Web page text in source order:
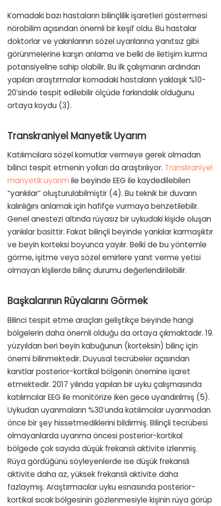
Komadaki bazı hastaların bilinçlilik işaretleri göstermesi
nörobilim açısından önemli bir keşif oldu. Bu hastalar
doktorlar ve yakınlarının sözel uyarılarına yanıtsız gibi
görünmelerine karşın anlama ve belki de iletişim kurma
potansiyeline sahip olabilir. Bu ilk çalışmanın ardından
yapılan araştırmalar komadaki hastaların yaklaşık %10-
20’sinde tespit edilebilir ölçüde farkındalık olduğunu
ortaya koydu (3).
Transkraniyel Manyetik Uyarım
Katılımcılara sözel komutlar vermeye gerek olmadan
bilinci tespit etmenin yolları da araştırılıyor. Transkraniyel
manyetik uyarım ile beyinde EEG ile kaydedilebilen
“yankılar” oluşturulabilmiştir (4). Bu teknik bir duvarın
kalınlığını anlamak için hafifçe vurmaya benzetilebilir.
Genel anestezi altında rüyasız bir uykudaki kişide oluşan
yankılar basittir. Fakat bilinçli beyinde yankılar karmaşıktır
ve beyin korteksi boyunca yayılır. Belki de bu yöntemle
görme, işitme veya sözel emirlere yanıt verme yetisi
olmayan kişilerde bilinç durumu değerlendirilebilir.
Başkalarının Rüyalarını Görmek
Bilinci tespit etme araçları geliştikçe beyinde hangi
bölgelerin daha önemli olduğu da ortaya çıkmaktadır. 19.
yüzyıldan beri beyin kabuğunun (korteksin) bilinç için
önemi bilinmektedir. Duyusal tecrübeler açısından
kanıtlar posterior-kortikal bölgenin önemine işaret
etmektedir. 2017 yılında yapılan bir uyku çalışmasında
katılımcılar EEG ile monitörize iken gece uyandırılmış (5).
Uykudan uyanmaların %30’unda katılımcılar uyanmadan
önce bir şey hissetmediklerini bildirmiş. Bilinçli tecrübesi
olmayanlarda uyanma öncesi posterior-kortikal
bölgede çok sayıda düşük frekanslı aktivite izlenmiş.
Rüya gördüğünü söyleyenlerde ise düşük frekanslı
aktivite daha az, yüksek frekanslı aktivite daha
fazlaymış. Araştırmacılar uyku esnasında posterior-
kortikal sıcak bölgesinin gözlenmesiyle kişinin rüya görüp